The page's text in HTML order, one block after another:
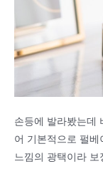
손등에 발라봤는데
어 기본적으로 펄
느낌의 광택이라